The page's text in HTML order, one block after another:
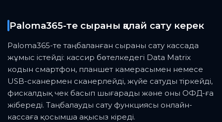
Paloma365-те сыраны қалай сату керек
Paloma365-те таңбаланған сыраны сату кассада
жұмыс істейді: кассир бөтелкедегі Data Matrix
кодын смартфон, планшет камерасымен немесе
USB-сканермен сканерлейді, жүйе сатуды тіркейді,
фискалдық чек басып шығарады және оны ОФД-ға
жібереді. Таңбалауды сату функциясы онлайн-
кассаға қосымша ақысыз кіреді.